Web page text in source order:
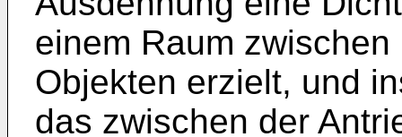
einem Raum
Objekten erzielt, und
das zwischen der